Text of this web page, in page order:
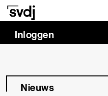
Naar hoofdinhoud
Inloggen
Nieuws